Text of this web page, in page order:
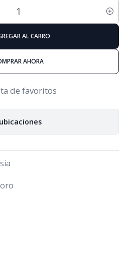
AL CARRO
AHORA
de favoritos